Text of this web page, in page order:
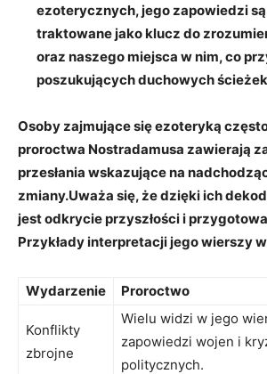
ezoterycznych, jego zapowiedzi
traktowane jako ​klucz ‌do
oraz naszego miejsca w ​nim, co
poszukujących duchowych​
Osoby zajmujące się‌ ezoteryką
proroctwa​ Nostradamusa zawierają
przesłania ‍wskazujące na⁣
zmiany.Uważa się, że dzięki ​ich
jest odkrycie przyszłości ⁣i
Przykłady interpretacji​ jego wierszy
Wydarzenie Proroctwo
Konflikty⁤
zbrojne
Wielu widzi⁢ w jego⁣
⁣zapowiedzi wojen i
politycznych.